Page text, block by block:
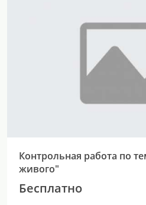
Контрольная работа по
живого"
Бесплатно